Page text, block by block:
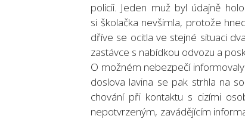
policii. Jeden muž byl údajně
si školačka nevšimla, protože
dříve se ocitla ve stejné situaci
zastávce s nabídkou odvozu a
O možném nebezpečí
doslova lavina se pak strhla na
chování při kontaktu s cizími
nepotvrzeným, zavádějícím